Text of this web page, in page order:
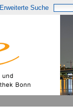
Erweiterte Suche